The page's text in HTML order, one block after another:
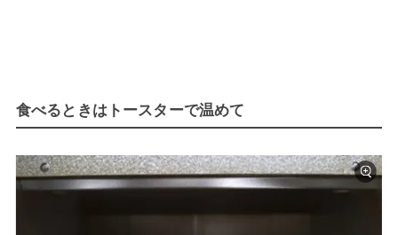
食べるときはトースターで温めて